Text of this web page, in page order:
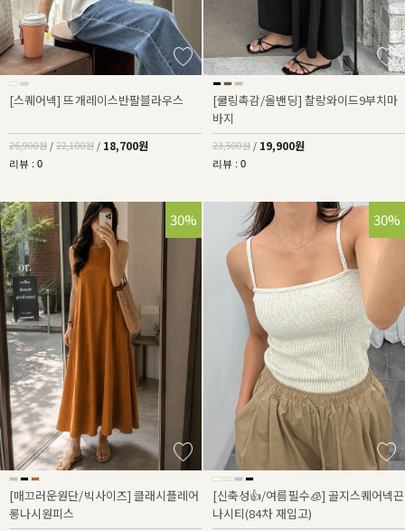
[스퀘어넥] 뜨개레이스반팔블라우스
26,900원 / 22,100원 / 18,700원
리뷰 : 0
[쿨링촉감/올밴딩] 찰랑와이드9부치마
바지
23,500원 / 19,900원
리뷰 : 0
30%
[매끄러운원단/빅사이즈] 클래시플레어
롱나시원피스
30%
[신축성👍/여름필수🧊] 골지스퀘어넥끈
나시티(84차 재입고)